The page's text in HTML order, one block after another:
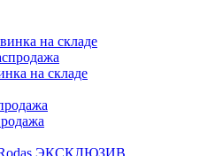
на складе
на складе
Rodas ЭКСКЛЮЗИВ